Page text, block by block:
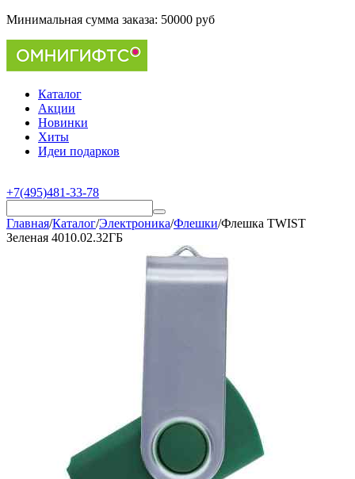
Минимальная сумма заказа: 50000 руб
Каталог
Акции
Новинки
Хиты
Идеи подарков
+7(495)481-33-78
Главная/Каталог/Электроника/Флешки/Флешка TWIST
Зеленая 4010.02.32ГБ